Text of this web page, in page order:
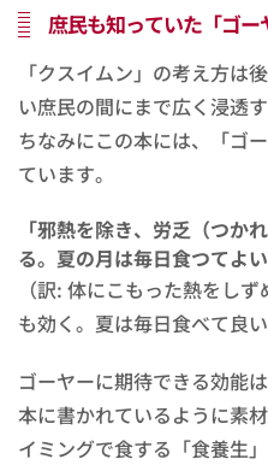
庶民も知っていた「ゴー
「クスイムン」の考え方は
い庶民の間にまで広く浸透
ちなみにこの本には、「ゴ
ています。
「邪熱を除き、労乏（つか
る。夏の月は毎日食つてよい
（訳: 体にこもった熱をし
も効く。夏は毎日食べて良い
ゴーヤーに期待できる効能
本に書かれているように素
イミングで食する「食養生